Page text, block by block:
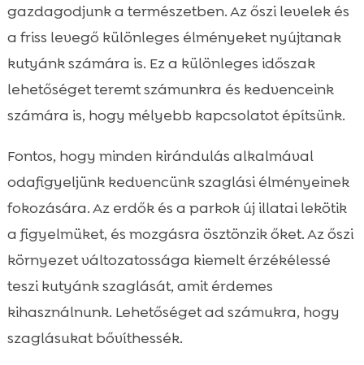
gazdagodjunk a természetben. Az őszi levelek és
a friss levegő különleges élményeket nyújtanak
kutyánk számára is. Ez a különleges időszak
lehetőséget teremt számunkra és kedvenceink
számára is, hogy mélyebb kapcsolatot építsünk.
Fontos, hogy minden kirándulás alkalmával
odafigyeljünk kedvencünk szaglási élményeinek
fokozására. Az erdők és a parkok új illatai lekötik
a figyelmüket, és mozgásra ösztönzik őket. Az őszi
környezet változatossága kiemelt érzékélessé
teszi kutyánk szaglását, amit érdemes
kihasználnunk. Lehetőséget ad számukra, hogy
szaglásukat bővíthessék.